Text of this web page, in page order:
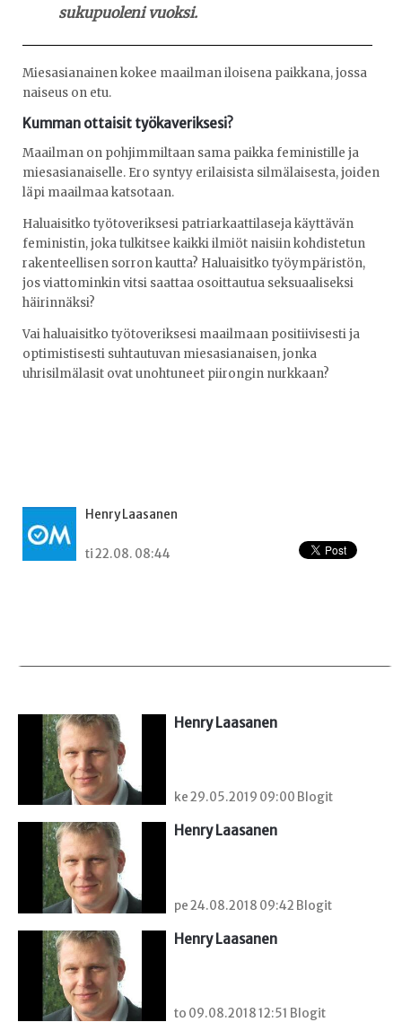
sukupuoleni vuoksi.
Miesasianainen kokee maailman iloisena paikkana, jossa
naiseus on etu.
Kumman ottaisit työkaveriksesi?
Maailman on pohjimmiltaan sama paikka feministille ja
miesasianaiselle. Ero syntyy erilaisista silmälaisesta, joiden
läpi maailmaa katsotaan.
Haluaisitko työtoveriksesi patriarkaattilaseja käyttävän
feministin, joka tulkitsee kaikki ilmiöt naisiin kohdistetun
rakenteellisen sorron kautta? Haluaisitko työympäristön,
jos viattominkin vitsi saattaa osoittautua seksuaaliseksi
häirinnäksi?
Vai haluaisitko työtoveriksesi maailmaan positiivisesti ja
optimistisesti suhtautuvan miesasianaisen, jonka
uhrisilmälasit ovat unohtuneet piirongin nurkkaan?
Henry Laasanen
ti 22.08. 08:44
Henry Laasanen
ke 29.05.2019 09:00 Blogit
Henry Laasanen
pe 24.08.2018 09:42 Blogit
Henry Laasanen
to 09.08.2018 12:51 Blogit